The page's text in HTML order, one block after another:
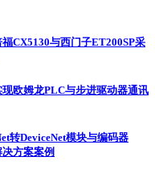
CX5130与西门子ET200SP采
欧姆龙PLC与步进驱动器通讯
转DeviceNet模块与编码器
决方案案例